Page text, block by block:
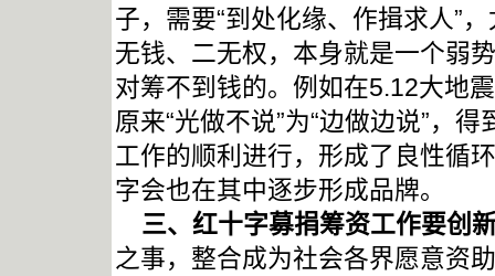
子，需要“到处化缘、作揖求人”
无钱、二无权，本身就是一个弱
对筹不到钱的。例如在5.12大地
原来“光做不说”为“边做边说”，
工作的顺利进行，形成了良性循
字会也在其中逐步形成品牌。
三、红十字募捐筹资工作要创
之事，整合成为社会各界愿意资